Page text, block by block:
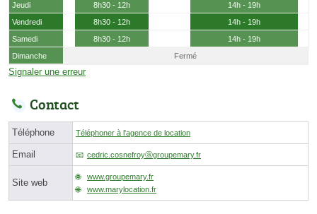
Jeudi
8h30 - 12h
14h - 19h
Vendredi
8h30 - 12h
14h - 19h
Samedi
8h30 - 12h
14h - 19h
Dimanche
Fermé
Signaler une erreur
Contact
Téléphone Téléphoner à l'agence de location
Email cedric.cosnefroyⓐgroupemary.fr
Site web
www.groupemary.fr
www.marylocation.fr